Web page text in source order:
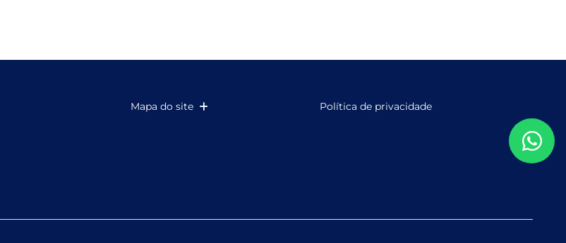
Mapa do site Política de privacidade